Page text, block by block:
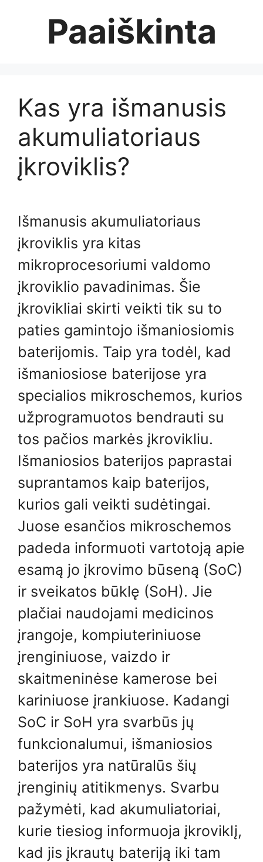
Paaiškinta
Kas yra išmanusis
akumuliatoriaus
įkroviklis?
Išmanusis akumuliatoriaus
įkroviklis yra kitas
mikroprocesoriumi valdomo
įkroviklio pavadinimas. Šie
įkrovikliai skirti veikti tik su to
paties gamintojo išmaniosiomis
baterijomis. Taip yra todėl, kad
išmaniosiose baterijose yra
specialios mikroschemos, kurios
užprogramuotos bendrauti su
tos pačios markės įkrovikliu.
Išmaniosios baterijos paprastai
suprantamos kaip baterijos,
kurios gali veikti sudėtingai.
Juose esančios mikroschemos
padeda informuoti vartotoją apie
esamą jo įkrovimo būseną (SoC)
ir sveikatos būklę (SoH). Jie
plačiai naudojami medicinos
įrangoje, kompiuteriniuose
įrenginiuose, vaizdo ir
skaitmeninėse kamerose bei
kariniuose įrankiuose. Kadangi
SoC ir SoH yra svarbūs jų
funkcionalumui, išmaniosios
baterijos yra natūralūs šių
įrenginių atitikmenys. Svarbu
pažymėti, kad akumuliatoriai,
kurie tiesiog informuoja įkroviklį,
kad jis įkrautų bateriją iki tam